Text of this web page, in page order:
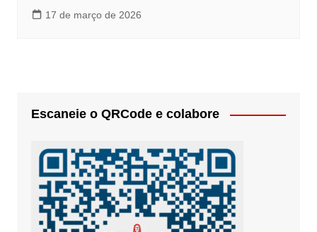
17 de março de 2026
Escaneie o QRCode e colabore